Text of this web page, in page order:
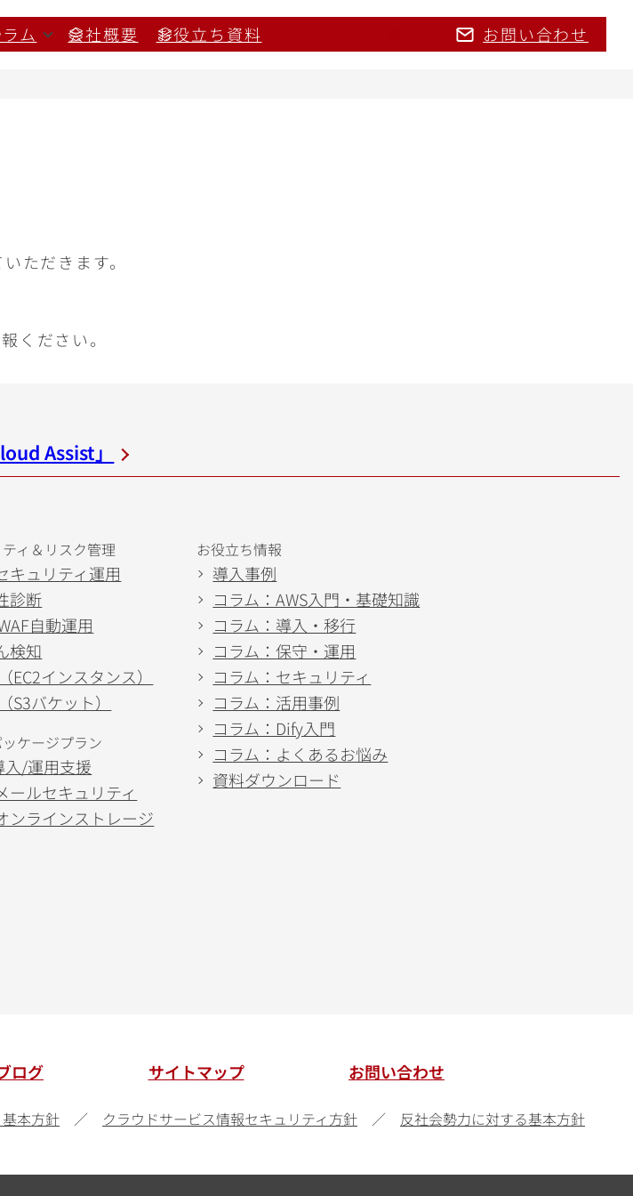
ム 会社概要 お役立ち資料 お問い合わせ
ただきます。
ください。
Assist」
ィ＆リスク管理
キュリティ運用
診断
自動運用
検知
EC2インスタンス）
S3バケット）
ケージプラン
入/運用支援
ールセキュリティ
ンラインストレージ
お役立ち情報
導入事例
コラム：AWS入門・基礎知識
コラム：導入・移行
コラム：保守・運用
コラム：セキュリティ
コラム：活用事例
コラム：Dify入門
コラム：よくあるお悩み
資料ダウンロード
ログ サイトマップ お問い合わせ
本方針 クラウドサービス情報セキュリティ方針 反社会勢力に対する基本方針